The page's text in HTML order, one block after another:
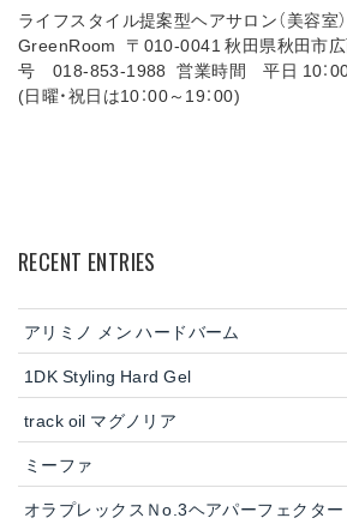
ライフスタイル提案型ヘアサロン（美容室）
GreenRoom 〒010-0041 秋田県秋田市
号 018-853-1988 営業時間 平日 10：00
(日曜・祝日は10：00～19：00)
RECENT ENTRIES
アリミノ メン ハードバーム
1DK Styling Hard Gel
track oil マグノリア
ミーファ
オラプレックスＮo.3ヘアパーフェクター